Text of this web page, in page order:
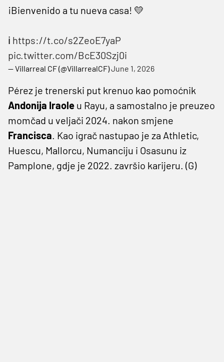
¡Bienvenido a tu nueva casa! 💛
ℹ️ https://t.co/s2ZeoE7yaP
pic.twitter.com/BcE30Szj0i
— Villarreal CF (@VillarrealCF)June 1, 2026
Pérez je trenerski put krenuo kao pomoćnik
Andonija Iraole u Rayu, a samostalno je preuzeo
momčad u veljači 2024. nakon smjene
Francisca. Kao igrač nastupao je za Athletic,
Huescu, Mallorcu, Numanciju i Osasunu iz
Pamplone, gdje je 2022. završio karijeru. (G)